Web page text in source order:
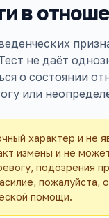
в
не даёт
о состоянии
или
характер и не
измены и не
подозрения
пожалуйста,
помощи.